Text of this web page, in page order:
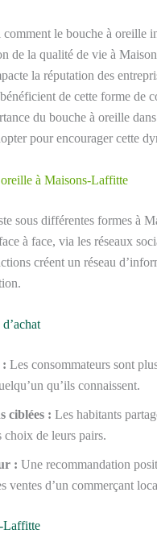
le bouche à oreille
de la qualité de vie à
la réputation des
de cette forme de
du bouche à oreille
pour encourager cette
à Maisons-Laffitte
sous différentes formes à
à face, via les réseaux
créent un réseau
: Les consommateurs sont
qu’ils connaissent.
ciblées : Les habitants
de leurs pairs.
: Une recommandation
ventes d’un commerçant
Laffitte